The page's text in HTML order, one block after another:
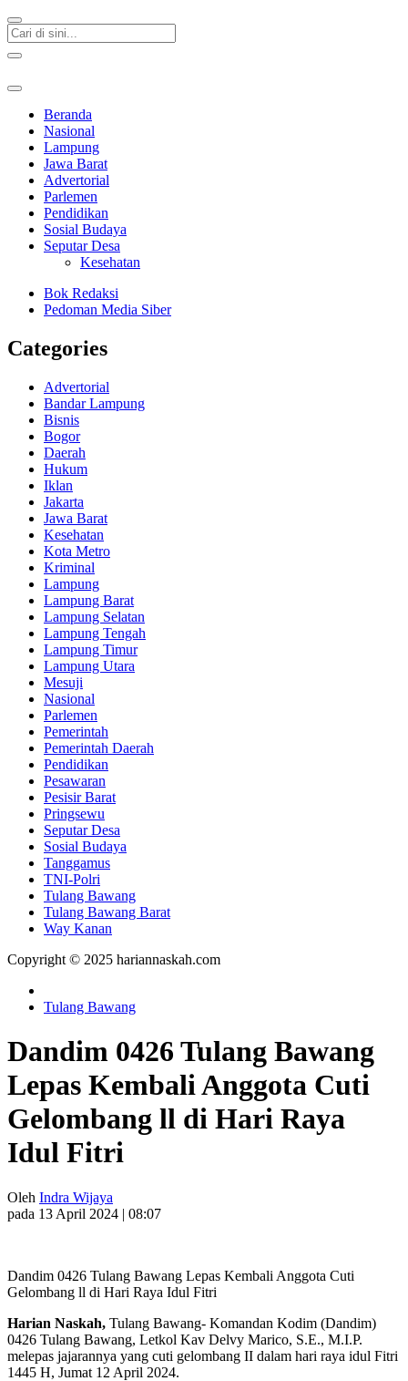
Beranda
Nasional
Lampung
Jawa Barat
Advertorial
Parlemen
Pendidikan
Sosial Budaya
Seputar Desa
Kesehatan
Bok Redaksi
Pedoman Media Siber
Categories
Advertorial
Bandar Lampung
Bisnis
Bogor
Daerah
Hukum
Iklan
Jakarta
Jawa Barat
Kesehatan
Kota Metro
Kriminal
Lampung
Lampung Barat
Lampung Selatan
Lampung Tengah
Lampung Timur
Lampung Utara
Mesuji
Nasional
Parlemen
Pemerintah
Pemerintah Daerah
Pendidikan
Pesawaran
Pesisir Barat
Pringsewu
Seputar Desa
Sosial Budaya
Tanggamus
TNI-Polri
Tulang Bawang
Tulang Bawang Barat
Way Kanan
Copyright © 2025 hariannaskah.com
Tulang Bawang
Dandim 0426 Tulang Bawang
Lepas Kembali Anggota Cuti
Gelombang ll di Hari Raya
Idul Fitri
Oleh Indra Wijaya
pada 13 April 2024 | 08:07
Dandim 0426 Tulang Bawang Lepas Kembali Anggota Cuti
Gelombang ll di Hari Raya Idul Fitri
Harian Naskah, Tulang Bawang- Komandan Kodim (Dandim)
0426 Tulang Bawang, Letkol Kav Delvy Marico, S.E., M.I.P.
melepas jajarannya yang cuti gelombang II dalam hari raya idul Fitri
1445 H, Jumat 12 April 2024.